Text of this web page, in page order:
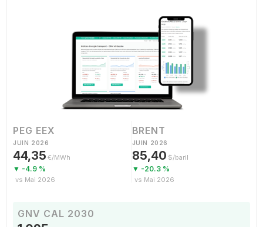
PEG EEX
JUIN 2026
44,35 €/MWh
▼ -4.9 %
vs Mai 2026
BRENT
JUIN 2026
85,40 $/baril
▼ -20.3 %
vs Mai 2026
GNV CAL 2030